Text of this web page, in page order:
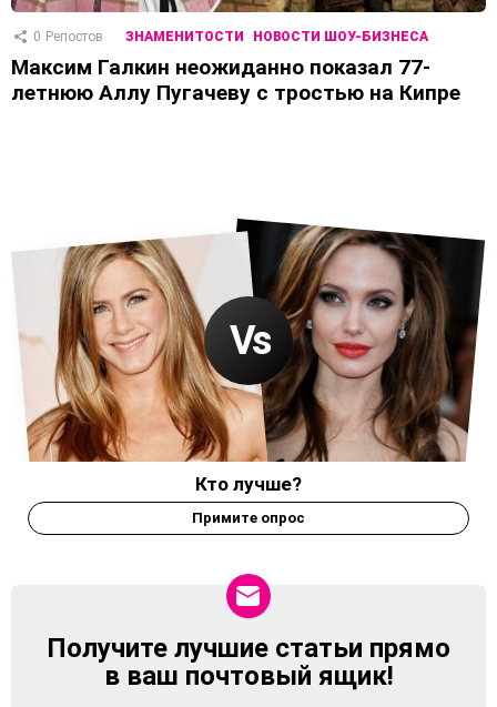
0 Репостов ЗНАМЕНИТОСТИ НОВОСТИ ШОУ-БИЗНЕСА
Максим Галкин неожиданно показал 77-
летнюю Аллу Пугачеву с тростью на Кипре
Кто лучше?
Примите опрос
NEWSLETTER
Получите лучшие статьи прямо
в ваш почтовый ящик!